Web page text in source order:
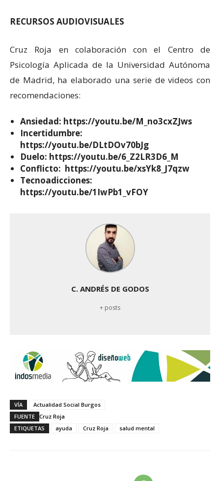
RECURSOS AUDIOVISUALES
Cruz Roja en colaboración con el Centro de
Psicología Aplicada de la Universidad Autónoma
de Madrid, ha elaborado una serie de videos con
recomendaciones:
Ansiedad: https://youtu.be/M_no3cxZJws
Incertidumbre:
https://youtu.be/DLtDOv70bJg
Duelo: https://youtu.be/6_Z2LR3D6_M
Conflicto: https://youtu.be/xsYk8_J7qzw
Tecnoadicciones:
https://youtu.be/1IwPb1_vFOY
C. ANDRÉS DE GODOS
+ posts
VÍA
Actualidad Social Burgos
FUENTE Cruz Roja
ETIQUETAS
ayuda Cruz Roja salud mental